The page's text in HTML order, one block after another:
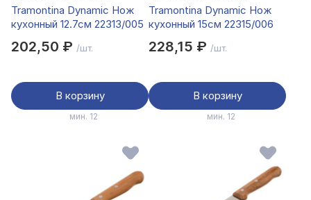
Tramontina Dynamic Нож
кухонный 12.7см 22313/005
202,50 ₽ /шт.
В корзину
мин. 12
Tramontina Dynamic Нож
кухонный 15см 22315/006
228,15 ₽ /шт.
В корзину
мин. 12